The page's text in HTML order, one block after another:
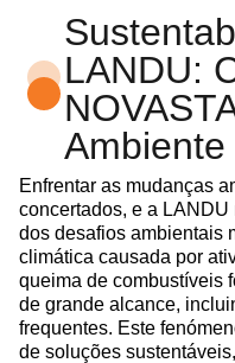
LANDU:
Ambiente
Enfrentar as mudanças
concertados, e a
dos desafios ambientais
climática causada por
queima de combustíveis
de grande alcance,
frequentes. Este
de soluções